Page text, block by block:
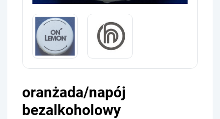
oranżada/napój
bezalkoholowy